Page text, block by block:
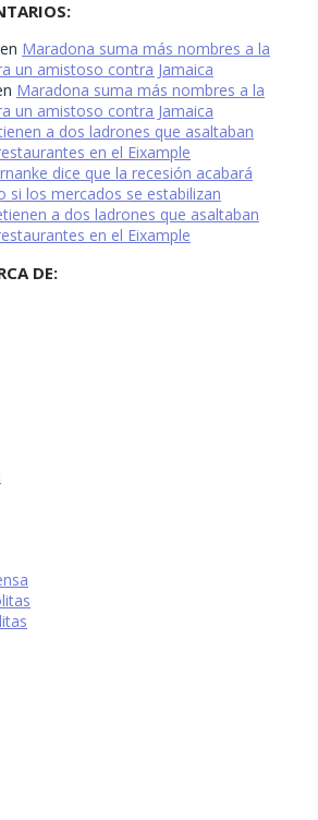
en Maradona suma más nombres a la
un amistoso contra Jamaica
Maradona suma más nombres a la
un amistoso contra Jamaica
a dos ladrones que asaltaban
en el Eixample
dice que la recesión acabará
si los mercados se estabilizan
a dos ladrones que asaltaban
en el Eixample
DE: